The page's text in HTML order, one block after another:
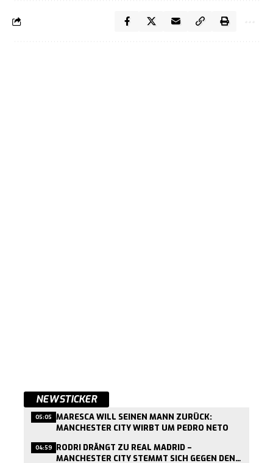
NEWSTICKER
05:05 MARESCA WILL SEINEN MANN ZURÜCK:
MANCHESTER CITY WIRBT UM PEDRO NETO
04:59 RODRI DRÄNGT ZU REAL MADRID –
MANCHESTER CITY STEMMT SICH GEGEN DEN